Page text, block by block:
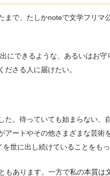
で、たしかnoteで文学フリマ
にできるような、あるいはお
さる人に届けたい。
。待っていても始まらない、
ートやその他さまざまな芸術
世に出し続けていることをも
あります。一方で私の本質は